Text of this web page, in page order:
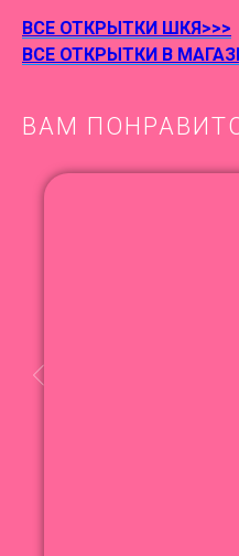
ВСЕ ОТКРЫТКИ ШКЯ>>>
ВСЕ ОТКРЫТКИ В
ВАМ